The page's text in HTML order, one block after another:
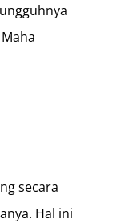
secara
Hal ini